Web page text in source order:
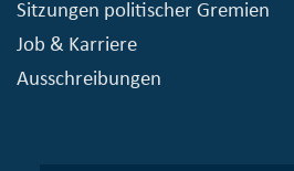
Sitzungen politischer Gremien
Job & Karriere
Ausschreibungen